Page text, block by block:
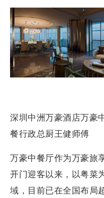
深圳中洲万豪酒店万豪
餐行政总厨王健师傅
万豪中餐厅作为万豪旅
开门迎客以来，以粤菜
域，目前已在全国布局